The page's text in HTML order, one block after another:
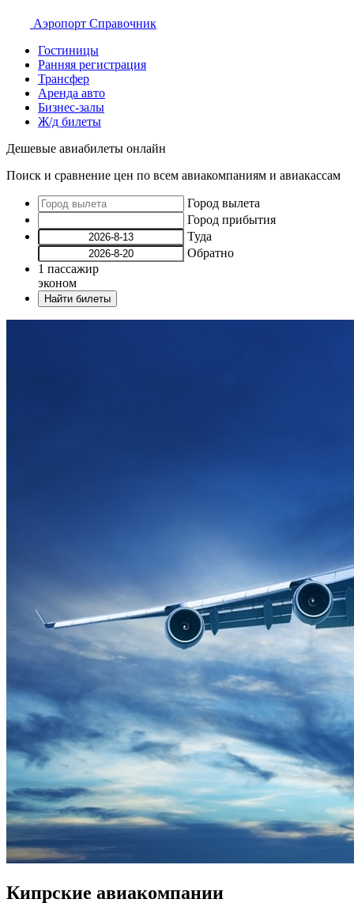
Аэропорт Справочник
Гостиницы
Ранняя регистрация
Трансфер
Аренда авто
Бизнес-залы
Ж/д билеты
Дешевые авиабилеты онлайн
Поиск и сравнение цен по всем авиакомпаниям и авиакассам
Город вылета
Город прибытия
Туда
Обратно
1 пассажир
эконом
Найти билеты
Кипрские авиакомпании